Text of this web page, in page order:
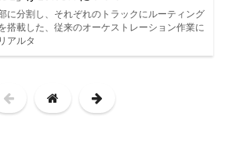
に分割し、それぞれのトラックにルーティング
搭載した、従来のオーケストレーション作業に
アルタ